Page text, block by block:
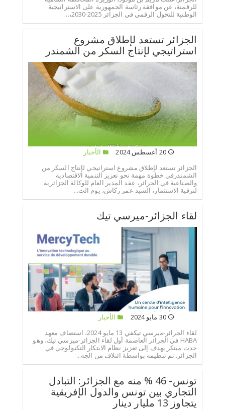
للرقمنة، عن موافقة رئاسة الجمهورية على الاستراتيجية
الوطنية للتحول الرقمي في الجزائر 2025-2030،...
الجزائر تستعد لإطلاق مشروع
استراتيجي لإنتاج السكر من الشمندر
20 أغسطس 2024
الأخبار
الجزائر تستعد لإطلاق مشروع استراتيجي لإنتاج السكر من
الشمندرفي خطوة مهمة نحو تعزيز التنمية الاقتصادية
والصناعية في الجزائر، عقد المدير العام للوكالة الجزائرية
لترقية الاستثمار، السيد عمر ركاش، يوم الث...
لقاء الجزائر-ميرسي تيك
30 مايو 2024
الأخبار
لقاء الجزائر-ميرسي تيكفي 13 مايو 2024، استضاف معهد
HABA في الجزائر العاصمة أول لقاء الجزائر-ميرسي تيك، وهو
حدث مبتكر يهدف إلى تعزيز نظام الابتكار التكنولوجي في
الجزائر. تم تنظيمه بواسطة ائتلاف من الجه...
تونس- 46 % منه مع الجزائر: التبادل
التجاري بين تونس والدول الإفريقية
يتجاوز 13 مليار دينار